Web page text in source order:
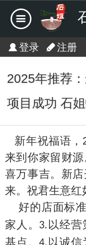
登录 注册
2025年推荐
项目成功 石
新年祝福语，
来到你家留财
喜万事吉。新
来。祝君生意红
好的店面标准
家人。 3. 以经
基点。
以诚